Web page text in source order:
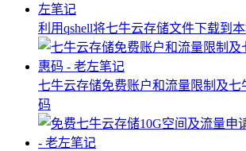
利用qshell将七牛云存储文件下载到
七牛云存储免费账户和流量限制及七
码